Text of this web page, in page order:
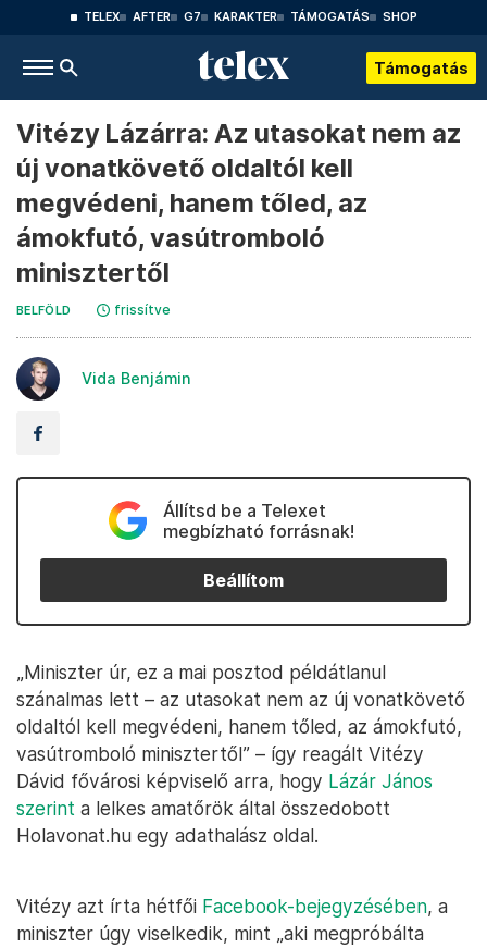
TELEX AFTER G7 KARAKTER TÁMOGATÁS SHOP
Támogatás
Vitézy Lázárra: Az utasokat nem az
új vonatkövető oldaltól kell
megvédeni, hanem tőled, az
ámokfutó, vasútromboló
minisztertől
BELFÖLD frissítve
Vida Benjámin
Állítsd be a Telexet
megbízható forrásnak!
Beállítom
„Miniszter úr, ez a mai posztod példátlanul
szánalmas lett – az utasokat nem az új vonatkövető
oldaltól kell megvédeni, hanem tőled, az ámokfutó,
vasútromboló minisztertől” – így reagált Vitézy
Dávid fővárosi képviselő arra, hogy Lázár János
szerint a lelkes amatőrök által összedobott
Holavonat.hu egy adathalász oldal.
Vitézy azt írta hétfői Facebook-bejegyzésében, a
miniszter úgy viselkedik, mint „aki megpróbálta